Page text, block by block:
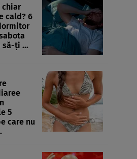
chiar
cald? 6
să-ți ...
5
care nu